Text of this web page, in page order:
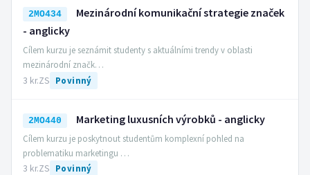
2MO434
Mezinárodní komunikační strategie značek
- anglicky
Cílem kurzu je seznámit studenty s aktuálními trendy v oblasti
mezinárodní značk…
3 kr.ZS Povinný
2MO440 Marketing luxusních výrobků - anglicky
Cílem kurzu je poskytnout studentům komplexní pohled na
problematiku marketingu …
3 kr.ZS Povinný